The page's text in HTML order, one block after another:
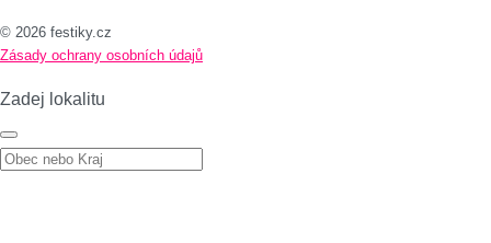
© 2026 festiky.cz
Zásady ochrany osobních údajů
Zadej lokalitu
Zadej lokalitu